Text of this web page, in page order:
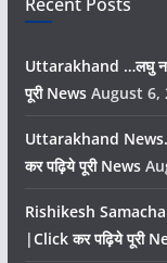
Uttarakhand …लघु
पूरी News August 6,
Uttarakhand News…
कर पढ़िये पूरी News
Rishikesh
|Click कर पढ़िये पूरी